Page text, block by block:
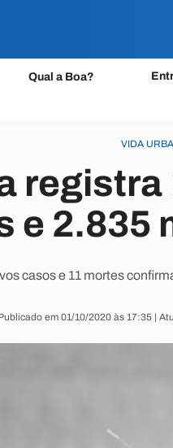
Qual a Boa?
VIDA
e 2.835
casos e 11 mortes
em 01/10/2020 às 17:35 |